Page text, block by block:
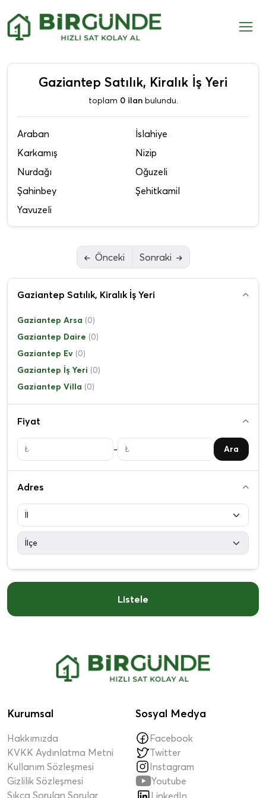
Gaziantep Satılık, Kiralık İş Yeri
Gaziantep Arsa (0)
Gaziantep Daire (0)
Gaziantep Ev (0)
Gaziantep İş Yeri (0)
Gaziantep Villa (0)
Fiyat
- Ara
Adres
Listele
Gaziantep Satılık, Kiralık İş Yeri
toplam 0 ilanbulundu.
Araban
İslahiye
Karkamış
Nizip
Nurdağı
Oğuzeli
Şahinbey
Şehitkamil
Yavuzeli
Önceki Sonraki
Kurumsal
Hakkımızda
KVKK Aydınlatma Metni
Kullanım Sözleşmesi
Gizlilik Sözleşmesi
Sıkça Sorulan Sorular
Sosyal Medya
Facebook
Twitter
Instagram
Youtube
LinkedIn